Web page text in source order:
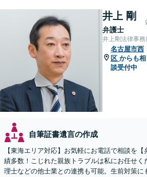
井上 剛
弁護士
井上剛法律事務
名古屋市西
区 からも相
談受付中
自筆証書遺言の作成
【東海エリア対応】お気軽にお電話で相談を
績多数！こじれた親族トラブルは私にお任せく
理士などの他士業との連携も可能。生前対策に